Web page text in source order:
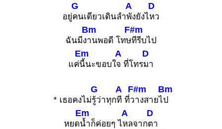
อยู่
G
คนเดียวเดินลำ
A
พังยังไ
D
หว
ฉันมีง
Bm
านพอดี โทษ
F#m
ทีรีบไป
แค่
Em
นี้นะขอบใ
A
จ ที่โทร
D
มา
* เธอคงไม่
G
รู้ว่าทุก
A
ที ที่ว
F#m
างสายไ
Bm
ป
หยด
Em
น้ำก็ค่อยๆ ไ
A
หลจาก
D
ตา